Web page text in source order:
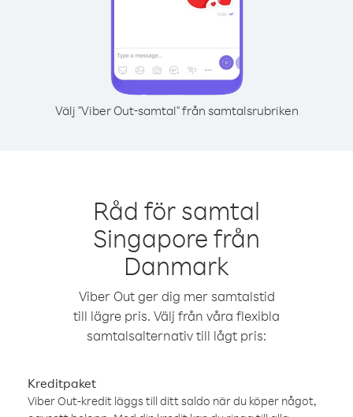
Välj "Viber Out-samtal" från samtalsrubriken
Råd för samtal
Singapore från
Danmark
Viber Out ger dig mer samtalstid
till lägre pris. Välj från våra flexibla
samtalsalternativ till lågt pris:
Kreditpaket
Viber Out-kredit läggs till ditt saldo när du köper något,